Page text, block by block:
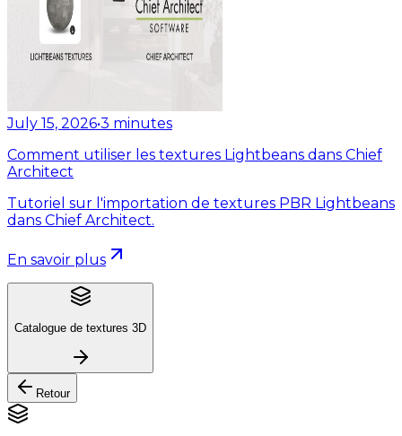
July 15, 2026•3 minutes
Comment utiliser les textures Lightbeans dans Chief
Architect
Tutoriel sur l'importation de textures PBR Lightbeans
dans Chief Architect.
En savoir plus
Catalogue de textures 3D
Retour